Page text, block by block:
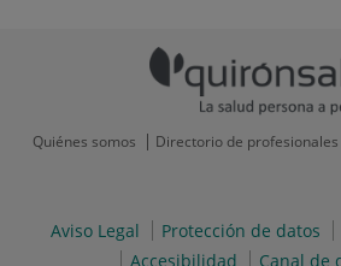
Quiénes somos Directorio de profesionales
Aviso Legal Protección de datos
Accesibilidad
Canal de